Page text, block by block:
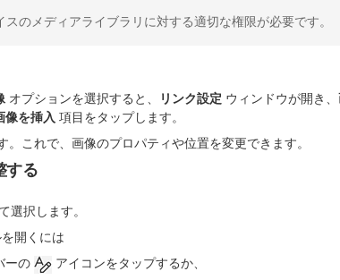
スのメディアライブラリに対する適切な権限が必要です。
オプションを選択すると、 リンク設定 ウィンドウが開き、
像を挿入 項目をタップします。
。これで、画像のプロパティや位置を変更できます。
する
選択します。
開くには
ーの
アイコンをタップするか、